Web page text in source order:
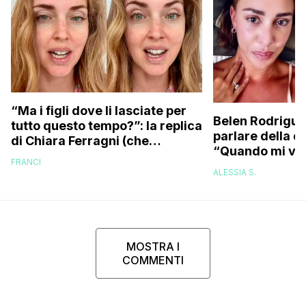
“Ma i figli dove li lasciate per
tutto questo tempo?”: la replica
di Chiara Ferragni (che
risponde anche a chi le dice di
FRANCI
Belen
parlare della
“Quando mi
attacchi di
ALESSIA S.
MOSTRA I
COMMENTI